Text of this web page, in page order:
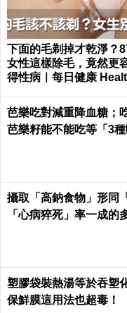
下面的毛剃掉才乾淨？
女性這樣除毛，竟然更
得性病｜每日健康
芭樂吃對減重降血糖；
芭樂籽能不能吃等「3
攝取「高鈉食物」形同
「心病猝死」率一成的
塑膠袋裝熱湯等於吞塑
保鮮膜這用法也超毒！